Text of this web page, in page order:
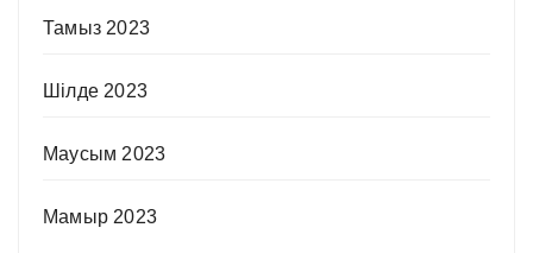
Тамыз 2023
Шілде 2023
Маусым 2023
Мамыр 2023